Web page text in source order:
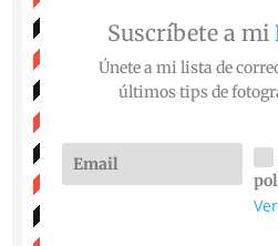
Suscríbete a mi
Únete a mi lista de
últimos tips de
Ver